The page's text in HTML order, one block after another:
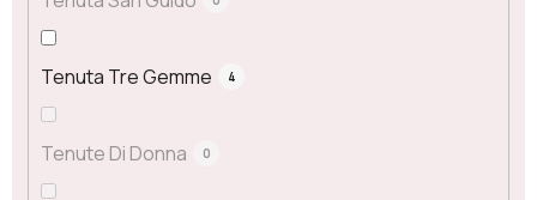
Tenuta Tre Gemme 4
Tenute Di Donna 0